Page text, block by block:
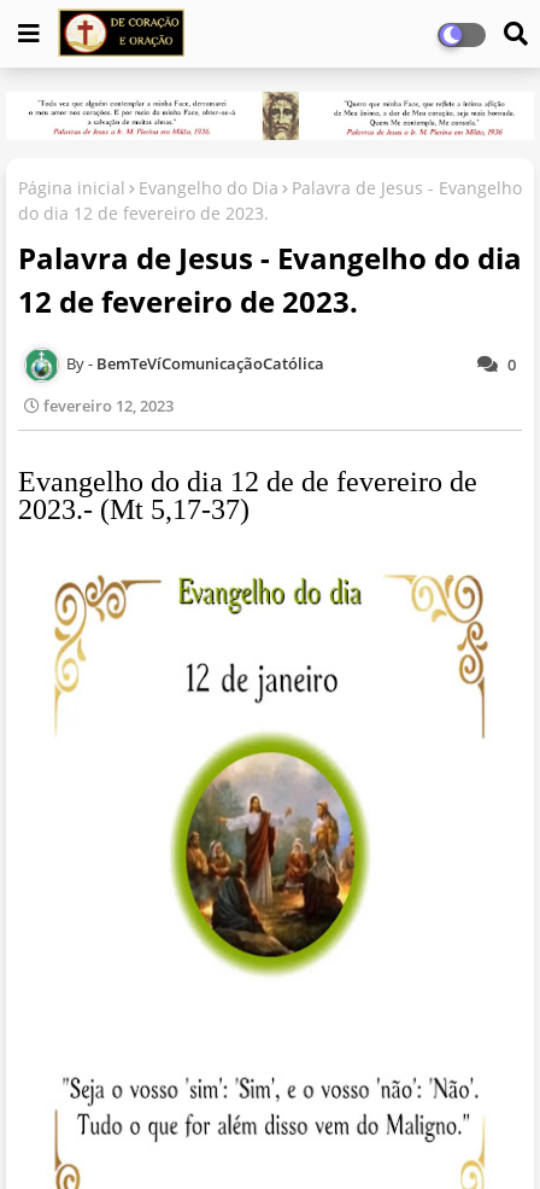
Página inicial Evangelho do Dia
Palavra de Jesus - Evangelho
do dia 12 de fevereiro de 2023.
Palavra de Jesus - Evangelho do dia
12 de fevereiro de 2023.
0
BemTeVíComunicaçãoCatólica
fevereiro 12, 2023
Evangelho do dia 12 de de fevereiro de
2023.- (Mt 5,17-37)